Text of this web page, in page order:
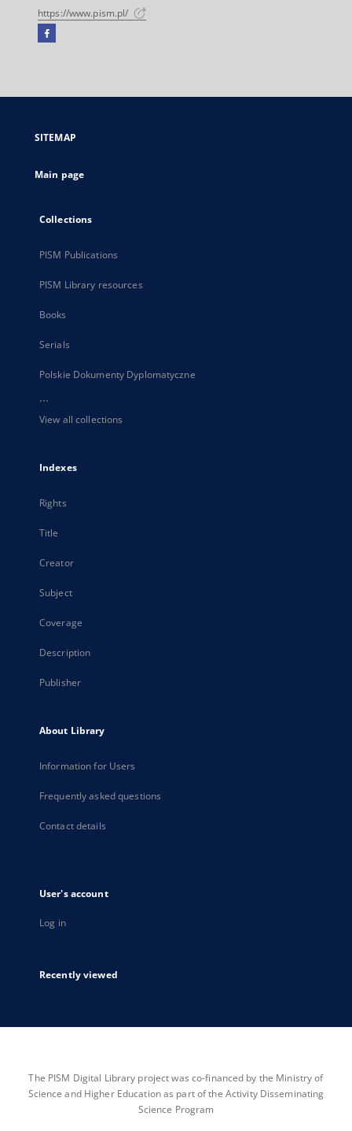
https://www.pism.pl/
Facebook
open
new
SITEMAP
Main page
Collections
PISM Publications
PISM Library resources
Books
Serials
Polskie Dokumenty Dyplomatyczne
...
View all collections
Indexes
Rights
Title
Creator
Subject
Coverage
Description
Publisher
About Library
Information for Users
Frequently asked questions
Contact details
User's account
Log in
Recently viewed
The PISM Digital Library project was co-financed by the Ministry of
Science and Higher Education as part of the Activity Disseminating
Science Program